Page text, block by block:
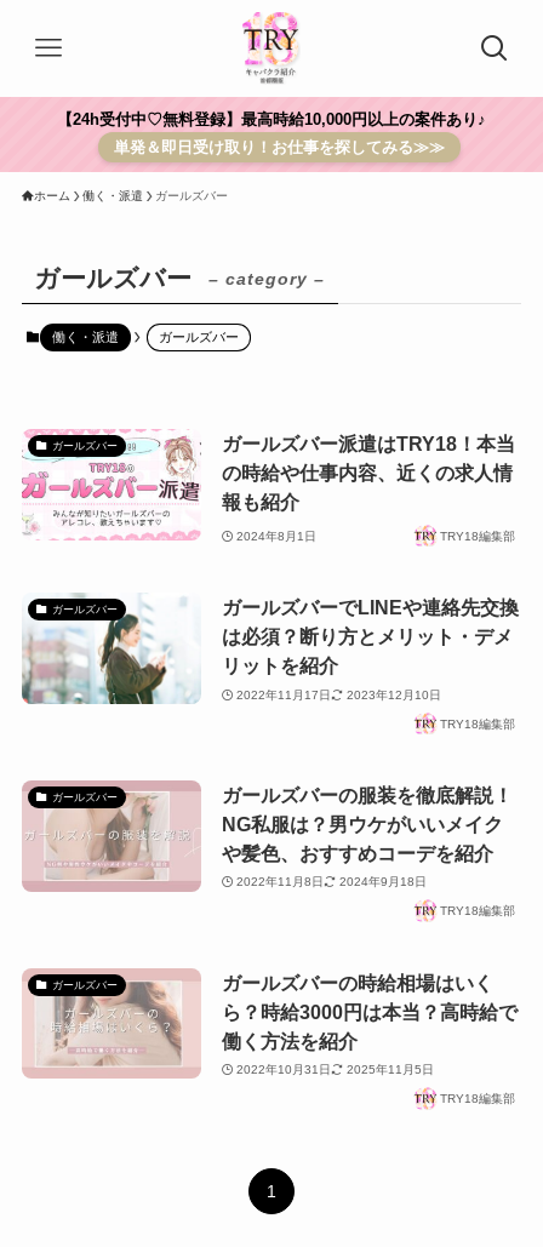
【24h受付中♡無料登録】最高時給10,000円以上の案件あり♪
単発＆即日受け取り！お仕事を探してみる≫≫
ホーム 働く・派遣 ガールズバー
ガールズバー – category –
働く・派遣 ガールズバー
ガールズバー
ガールズバー派遣はTRY18！本当
の時給や仕事内容、近くの求人情
報も紹介
2024年8月1日 TRY18編集部
ガールズバー
ガールズバーでLINEや連絡先交換
は必須？断り方とメリット・デメ
リットを紹介
2022年11月17日 2023年12月10日
TRY18編集部
ガールズバー
ガールズバーの服装を徹底解説！
NG私服は？男ウケがいいメイク
や髪色、おすすめコーデを紹介
2022年11月8日 2024年9月18日
TRY18編集部
ガールズバー
ガールズバーの時給相場はいく
ら？時給3000円は本当？高時給で
働く方法を紹介
2022年10月31日 2025年11月5日
TRY18編集部
1